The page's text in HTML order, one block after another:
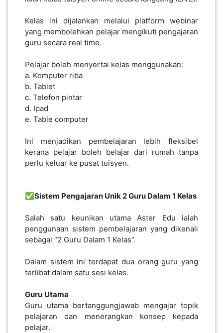
Kelas ini dijalankan melalui platform webinar
yang membolehkan pelajar mengikuti pengajaran
guru secara real time.
Pelajar boleh menyertai kelas menggunakan:
a. Komputer riba
b. Tablet
c. Telefon pintar
d. Ipad
e. Table computer
Ini menjadikan pembelajaran lebih fleksibel
kerana pelajar boleh belajar dari rumah tanpa
perlu keluar ke pusat tuisyen.
✅Sistem Pengajaran Unik 2 Guru Dalam 1 Kelas
Salah satu keunikan utama Aster Edu ialah
penggunaan sistem pembelajaran yang dikenali
sebagai “2 Guru Dalam 1 Kelas”.
Dalam sistem ini terdapat dua orang guru yang
terlibat dalam satu sesi kelas.
Guru Utama
Guru utama bertanggungjawab mengajar topik
pelajaran dan menerangkan konsep kepada
pelajar.